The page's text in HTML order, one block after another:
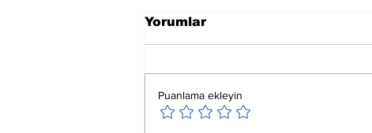
Yorumlar
Puanlama ekleyin